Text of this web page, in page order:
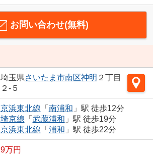
お問い合わせ(無料)
埼玉県さいたま市南区神明 ２丁目
２-５
京浜東北線 「 南浦和 」駅 徒歩12分
埼京線 「 武蔵浦和 」駅 徒歩19分
京浜東北線 「 浦和 」駅 徒歩22分
9万円